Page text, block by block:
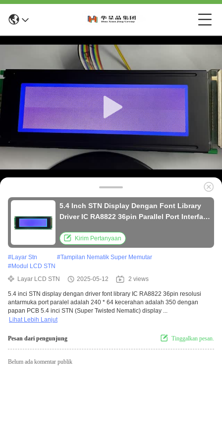
5.4 Inch STN Display Dengan Font Library
Driver IC RA8822 36pin Parallel Port Interface
Dengan PCB Board
Kirim Pertanyaan
#Layar Stn #Tampilan Nematik Super Memutar
#Modul LCD STN
Layar LCD STN
2025-05-12 2 views
5.4 inci STN display dengan driver font library IC RA8822 36pin resolusi
antarmuka port paralel adalah 240 * 64 kecerahan adalah 350 dengan
papan PCB 5.4 inci STN (Super Twisted Nematic) display ...
Lihat Lebih Lanjut
Pesan dari pengunjung Tinggalkan pesan.
Belum ada komentar publik